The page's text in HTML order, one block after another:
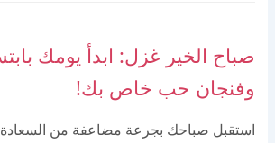
صباح الخير غزل: ابدأ يومك
وفنجان حب خاص بك!
استقبل صباحك بجرعة مضاعفة من